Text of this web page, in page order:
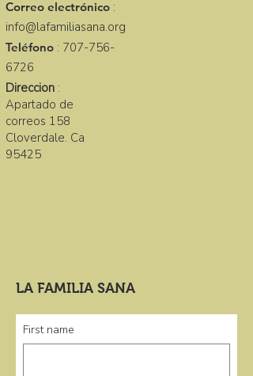
Correo electrónico :
info@lafamiliasana.org
Teléfono : 707-756-
6726
LA FAMILIA SANA
First name
Direccion :
Apartado de
correos 158
Cloverdale. Ca
95425